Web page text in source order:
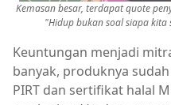
Kemasan besar, terdapat quote
"Hidup bukan soal siapa
Keuntungan menjadi
banyak, produknya
PIRT dan sertifikat halal